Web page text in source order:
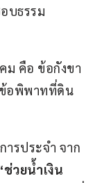
บธรรม
ม คือ ข้อกังขา
ข้อพิพาทที่ดิน
ารประจำ จาก
ช่วยน้ำเงิน